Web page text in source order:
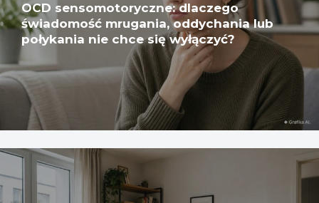
OCD sensomotoryczne: dlaczego
świadomość mrugania, oddychania lub
połykania nie chce się wyłączyć?